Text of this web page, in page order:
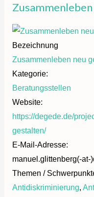
Bezeichnung
Zusammenleben neu
Kategorie:
Beratungsstellen
Website:
https://degede.de/
gestalten/
E-Mail-Adresse:
manuel.glittenberg(-at-
Themen /
Antidiskriminierung,